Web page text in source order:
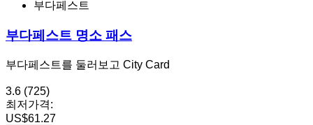
부다페스트
부다페스트 명소 패스
부다페스트를 둘러보고 City Card
3.6 (725)
최저가격:
US$61.27